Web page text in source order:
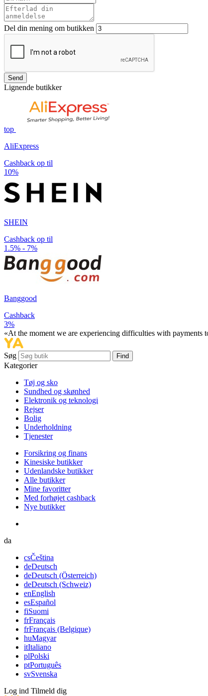
Del din mening om butikken
Send
Lignende butikker
top
AliExpress
Cashback op til
10%
SHEIN
Cashback op til
1.5% - 7%
Banggood
Cashback
3%
«At the moment we are experiencing difficulties with
Søg Find
Kategorier
Tøj og sko
Sundhed og skønhed
Elektronik og teknologi
Rejser
Bolig
Underholdning
Tjenester
Forsikring og finans
Kinesiske butikker
Udenlandske butikker
Alle butikker
Mine favoritter
Med forhøjet cashback
Nye butikker
da
csČeština
deDeutsch
deDeutsch (Österreich)
deDeutsch (Schweiz)
enEnglish
esEspañol
fiSuomi
frFrançais
frFrançais (Belgique)
huMagyar
itItaliano
plPolski
ptPortuguês
svSvenska
Log ind Tilmeld dig